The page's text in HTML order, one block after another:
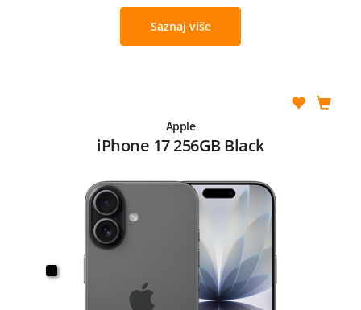
Saznaj više
Apple
iPhone 17 256GB Black